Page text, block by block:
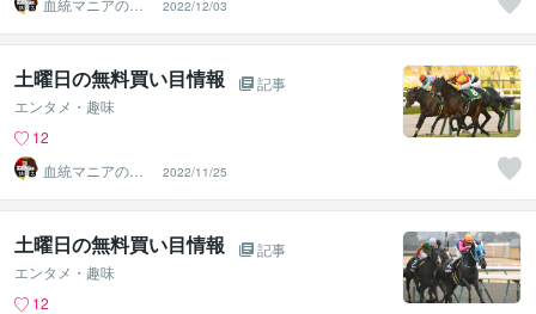
血統マニアの独
り言
2022/12/03
土曜日の無料買い目情報
記事
エンタメ・趣味
12
血統マニアの独
り言
2022/11/25
土曜日の無料買い目情報
記事
エンタメ・趣味
12